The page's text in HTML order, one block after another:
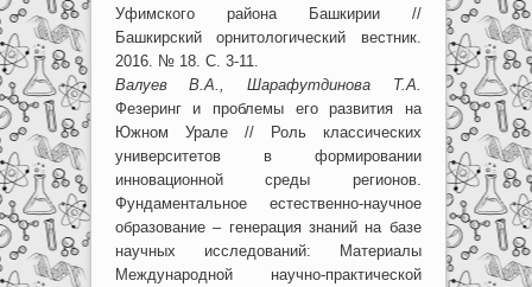
Уфимского района Башкирии //
Башкирский орнитологический вестник.
2016. № 18. С. 3-11.
Валуев В.А., Шарафутдинова Т.А.
Фезеринг и проблемы его развития на
Южном Урале // Роль классических
университетов в формировании
инновационной среды регионов.
Фундаментальное естественно-научное
образование – генерация знаний на базе
научных исследований: Материалы
Международной научно-практической